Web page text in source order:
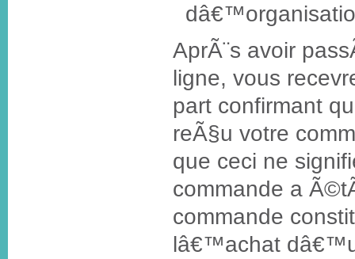
AprÃ¨s avoir
ligne, vous
part confirmant
reÃ§u votre
que ceci ne
commande a
commande
lâ€™achat